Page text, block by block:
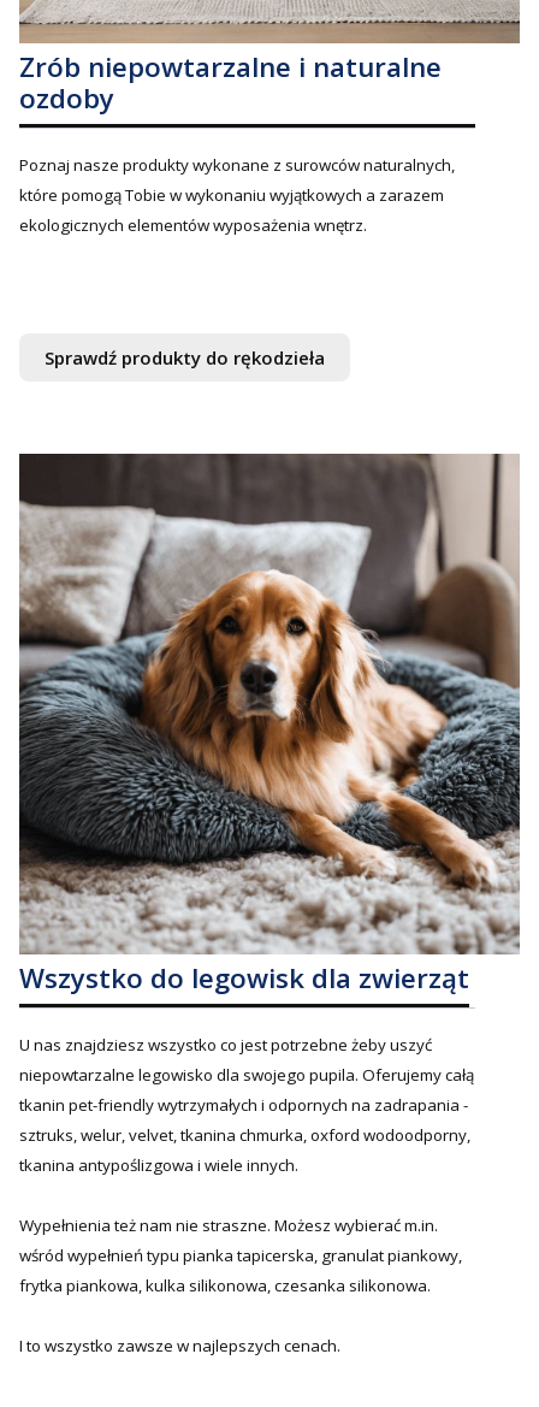
Zrób niepowtarzalne i naturalne
ozdoby
Poznaj nasze produkty wykonane z surowców naturalnych,
które pomogą Tobie w wykonaniu wyjątkowych a zarazem
ekologicznych elementów wyposażenia wnętrz.
Sprawdź produkty do rękodzieła
Wszystko do legowisk dla zwierząt
U nas znajdziesz wszystko co jest potrzebne żeby uszyć
niepowtarzalne legowisko dla swojego pupila. Oferujemy całą
tkanin pet-friendly wytrzymałych i odpornych na zadrapania -
sztruks, welur, velvet, tkanina chmurka, oxford wodoodporny,
tkanina antypoślizgowa i wiele innych.
Wypełnienia też nam nie straszne. Możesz wybierać m.in.
wśród wypełnień typu pianka tapicerska, granulat piankowy,
frytka piankowa, kulka silikonowa, czesanka silikonowa.
I to wszystko zawsze w najlepszych cenach.